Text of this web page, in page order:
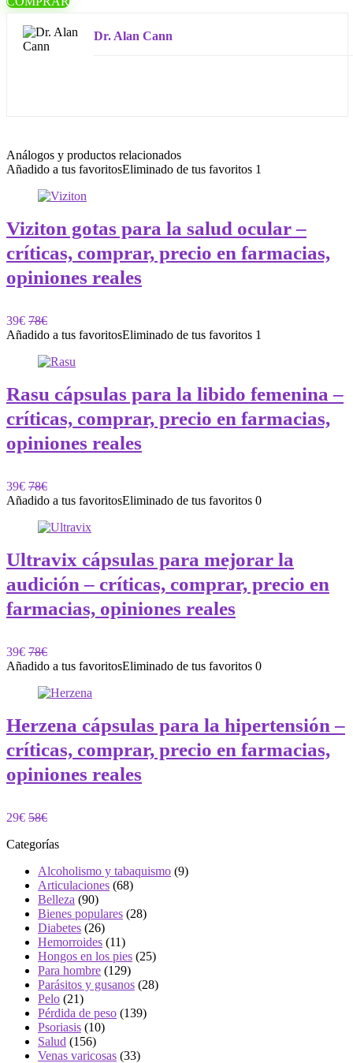
Dr. Alan Cann
Análogos y productos relacionados
Añadido a tus favoritosEliminado de tus favoritos 1
Viziton gotas para la salud ocular –
críticas, comprar, precio en farmacias,
opiniones reales
39€ 78€
Añadido a tus favoritosEliminado de tus favoritos 1
Rasu cápsulas para la libido femenina –
críticas, comprar, precio en farmacias,
opiniones reales
39€ 78€
Añadido a tus favoritosEliminado de tus favoritos 0
Ultravix cápsulas para mejorar la
audición – críticas, comprar, precio en
farmacias, opiniones reales
39€ 78€
Añadido a tus favoritosEliminado de tus favoritos 0
Herzena cápsulas para la hipertensión –
críticas, comprar, precio en farmacias,
opiniones reales
29€ 58€
Categorías
Alcoholismo y tabaquismo (9)
Articulaciones (68)
Belleza (90)
Bienes populares (28)
Diabetes (26)
Hemorroides (11)
Hongos en los pies (25)
Para hombre (129)
Parásitos y gusanos (28)
Pelo (21)
Pérdida de peso (139)
Psoriasis (10)
Salud (156)
Venas varicosas (33)